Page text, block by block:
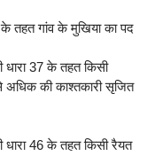
तहत गांव के मुखिया का पद
धारा 37 के तहत किसी
अधिक की काश्तकारी सृजित
धारा 46 के तहत किसी रैयत